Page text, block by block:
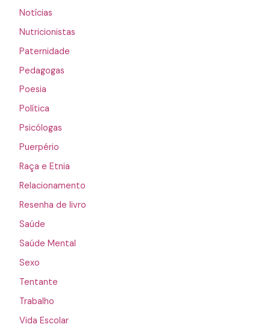
Notícias
Nutricionistas
Paternidade
Pedagogas
Poesia
Política
Psicólogas
Puerpério
Raça e Etnia
Relacionamento
Resenha de livro
Saúde
Saúde Mental
Sexo
Tentante
Trabalho
Vida Escolar